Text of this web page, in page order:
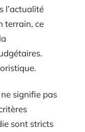
l’actualité
terrain, ce
signifie pas
sont stricts